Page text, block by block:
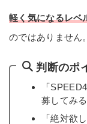
軽く気になるレベ
のではありません。
判断のポ
「
募してみ
「絶対欲